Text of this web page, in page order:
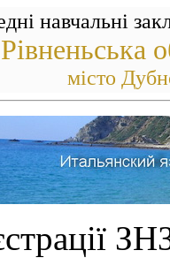
навчальні
Рівненьська
місто